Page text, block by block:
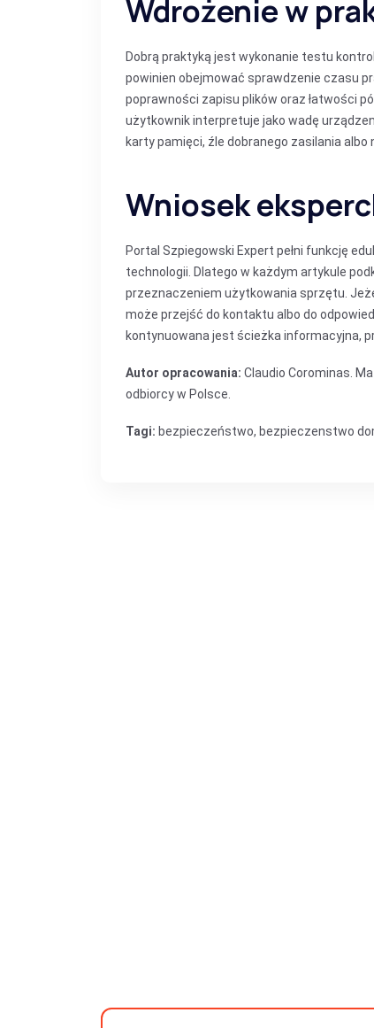
Wdrożenie w
Dobrą praktyką jest wykonanie testu
powinien obejmować sprawdzenie czasu
poprawności zapisu plików oraz łatwości
użytkownik interpretuje jako wadę
karty pamięci, źle dobranego zasilania
Wniosek
Portal Szpiegowski Expert pełni funkcję
technologii. Dlatego w każdym artykule
przeznaczeniem użytkowania sprzętu.
może przejść do kontaktu albo do
kontynuowana jest ścieżka informacyjna,
Autor opracowania: Claudio Corominas.
odbiorcy w Polsce.
Tagi: bezpieczeństwo, bezpieczenstwo